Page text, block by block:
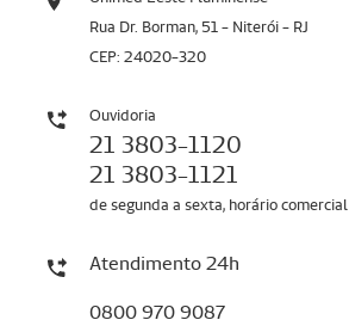
Rua Dr. Borman, 51 - Niterói - RJ
CEP: 24020-320
Ouvidoria
21 3803-1120
21 3803-1121
de segunda a sexta, horário comercial
Atendimento 24h
0800 970 9087